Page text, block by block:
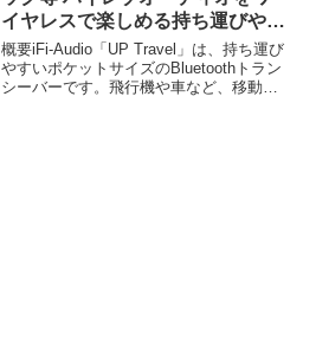
イヤレスで楽しめる持ち運びやす
いポケットサイズのBluetoothト
ランシーバー
概要iFi-Audio「UP Travel」は、持ち運び
やすいポケットサイズのBluetoothトラン
シーバーです。飛行機や車など、移動中